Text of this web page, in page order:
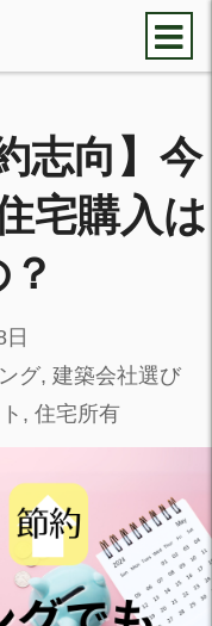
志向】今
宅購入は
グ, 建築会社選び
,住宅所有